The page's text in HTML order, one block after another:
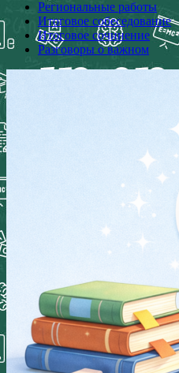
Региональные работы
Итоговое собеседование
Итоговое сочинение
Разговоры о важном